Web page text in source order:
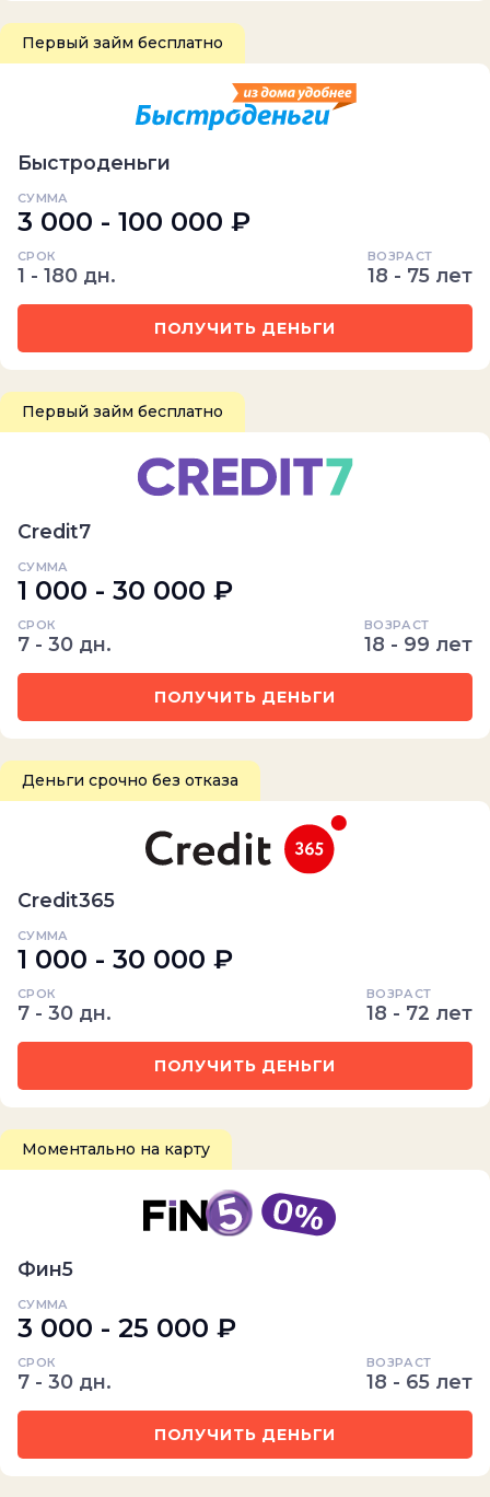
Первый займ бесплатно
Быстроденьги
СУММА
3 000 - 100 000 ₽
СРОК
1 - 180 дн.
ВОЗРАСТ
18 - 75 лет
ПОЛУЧИТЬ ДЕНЬГИ
Первый займ бесплатно
Credit7
СУММА
1 000 - 30 000 ₽
СРОК
7 - 30 дн.
ВОЗРАСТ
18 - 99 лет
ПОЛУЧИТЬ ДЕНЬГИ
Деньги срочно без отказа
Credit365
СУММА
1 000 - 30 000 ₽
СРОК
7 - 30 дн.
ВОЗРАСТ
18 - 72 лет
ПОЛУЧИТЬ ДЕНЬГИ
Моментально на карту
Фин5
СУММА
3 000 - 25 000 ₽
СРОК
7 - 30 дн.
ВОЗРАСТ
18 - 65 лет
ПОЛУЧИТЬ ДЕНЬГИ